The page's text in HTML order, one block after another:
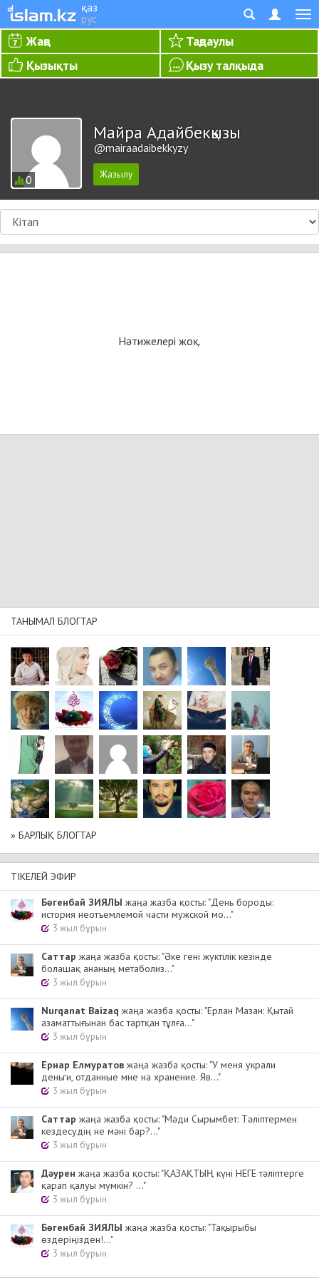
қаз
рус
Жаңа
Таңдаулы
Қызықты
Қызу талқыда
0
Майра Адайбекқызы
@mairaadaibekkyzy
Нәтижелері жоқ.
ТАНЫМАЛ БЛОГТАР
» БАРЛЫҚ БЛОГТАР
ТІКЕЛЕЙ ЭФИР
Бөгенбай ЗИЯЛЫ жаңа жазба қосты: "День бороды:
история неотъемлемой части мужской мо..."
3 жыл бұрын
Cаттар жаңа жазба қосты: "Әке гені жүктілік кезінде
болашақ ананың метаболиз..."
3 жыл бұрын
Nurqanat Baizaq жаңа жазба қосты: "Ерлан Мазан: Қытай
азаматтығынан бас тартқан тұлға..."
3 жыл бұрын
Ернар Елмуратов жаңа жазба қосты: "У меня украли
деньги, отданные мне на хранение. Яв..."
3 жыл бұрын
Cаттар жаңа жазба қосты: "Мәди Сырымбет: Тәліптермен
кездесудің не мәні бар?..."
3 жыл бұрын
Дәурен жаңа жазба қосты: "ҚАЗАҚТЫҢ күні НЕГЕ тәліптерге
қарап қалуы мүмкін? ..."
3 жыл бұрын
Бөгенбай ЗИЯЛЫ жаңа жазба қосты: "Тақырыбы
өздеріңізден!..."
3 жыл бұрын